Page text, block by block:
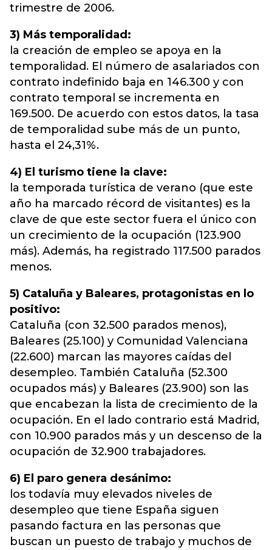
trimestre de 2006.
3) Más temporalidad:
la creación de empleo se apoya en la
temporalidad. El número de asalariados con
contrato indefinido baja en 146.300 y con
contrato temporal se incrementa en
169.500. De acuerdo con estos datos, la tasa
de temporalidad sube más de un punto,
hasta el 24,31%.
4) El turismo tiene la clave:
la temporada turística de verano (que este
año ha marcado récord de visitantes) es la
clave de que este sector fuera el único con
un crecimiento de la ocupación (123.900
más). Además, ha registrado 117.500 parados
menos.
5) Cataluña y Baleares, protagonistas en lo
positivo:
Cataluña (con 32.500 parados menos),
Baleares (25.100) y Comunidad Valenciana
(22.600) marcan las mayores caídas del
desempleo. También Cataluña (52.300
ocupados más) y Baleares (23.900) son las
que encabezan la lista de crecimiento de la
ocupación. En el lado contrario está Madrid,
con 10.900 parados más y un descenso de la
ocupación de 32.900 trabajadores.
6) El paro genera desánimo:
los todavía muy elevados niveles de
desempleo que tiene España siguen
pasando factura en las personas que
buscan un puesto de trabajo y muchos de